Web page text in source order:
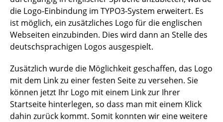
die Logo-Einbindung im TYPO3-System erweitert. Es
ist möglich, ein zusätzliches Logo für die englischen
Webseiten einzubinden. Dies wird dann an Stelle des
deutschsprachigen Logos ausgespielt.
Zusätzlich wurde die Möglichkeit geschaffen, das Logo
mit dem Link zu einer festen Seite zu versehen. Sie
können jetzt Ihr Logo mit einem Link zur Ihrer
Startseite hinterlegen, so dass man mit einem Klick
dahin zurück kommt. Somit konnten wir eine weitere